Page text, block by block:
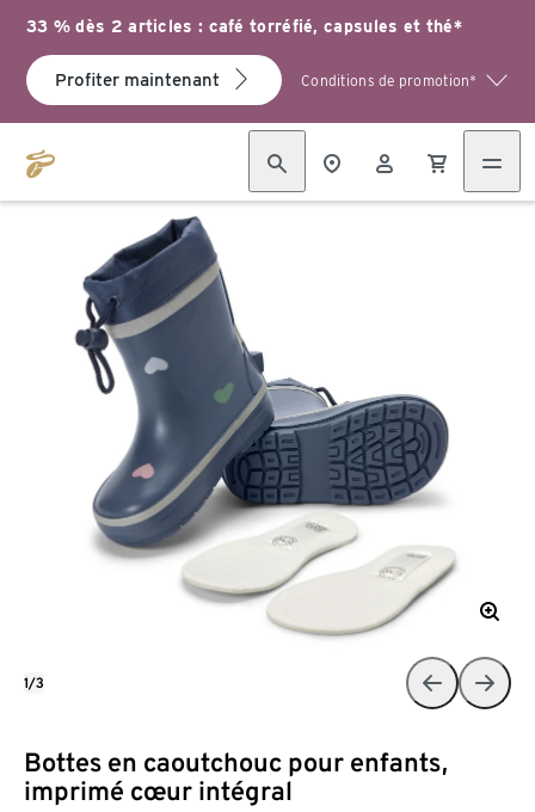
33 % dès 2 articles : café torréfié, capsules et thé*
Profiter maintenant Conditions de promotion*
Bottes en caoutchouc pour enfants,
imprimé cœur intégral
1/3